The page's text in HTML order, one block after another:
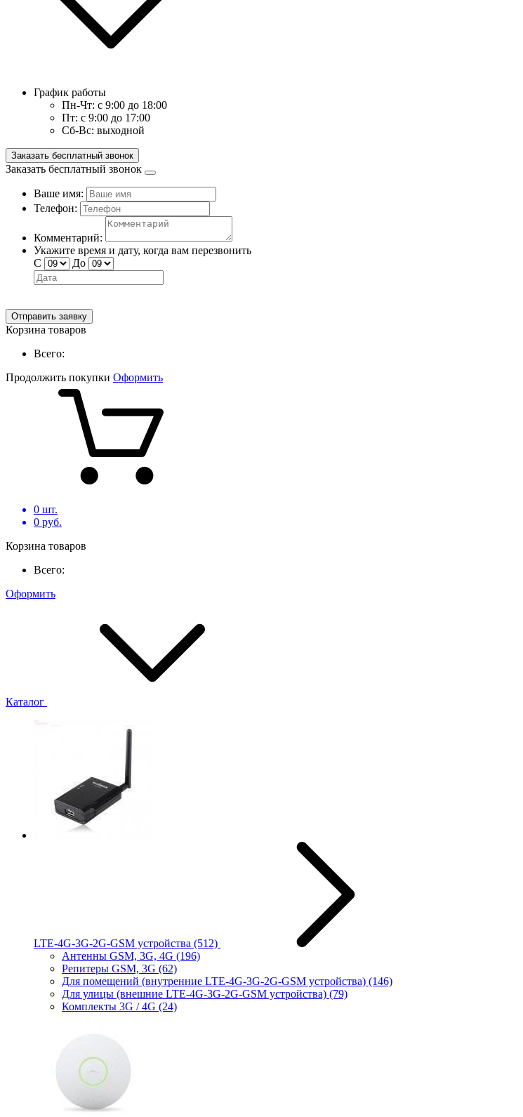
График работы
Пн-Чт: с 9:00 до 18:00
Пт: с 9:00 до 17:00
Сб-Вс: выходной
Заказать бесплатный звонок
Заказать бесплатный звонок
Ваше имя:
Телефон:
Комментарий:
Укажите время и дату, когда вам перезвонить
С
До
Отправить заявку
Корзина товаров
Всего:
Продолжить покупки Оформить
0 шт.
0 руб.
Корзина товаров
Всего:
Оформить
Каталог
LTE-4G-3G-2G-GSM устройства (512)
Антенны GSM, 3G, 4G (196)
Репитеры GSM, 3G (62)
Для помещений (внутренние LTE-4G-3G-2G-GSM устройства) (146)
Для улицы (внешние LTE-4G-3G-2G-GSM устройства) (79)
Комплекты 3G / 4G (24)